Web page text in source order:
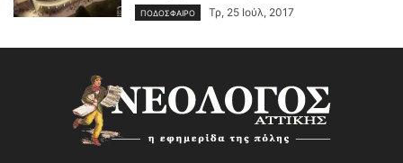
ΠΟΔΟΣΦΑΙΡΟ Τρ, 25 Ιούλ, 2017